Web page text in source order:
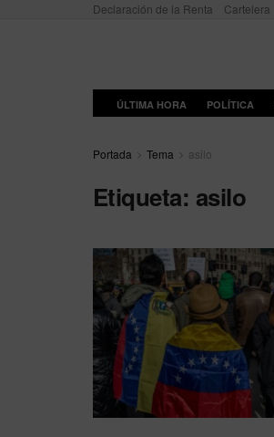
Declaración de la Renta Cartelera
ÚLTIMA HORA POLÍTICA
Portada Tema asilo
Etiqueta: asilo